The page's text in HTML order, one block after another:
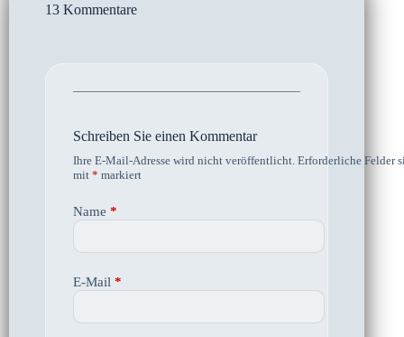
13 Kommentare
Schreiben Sie einen Kommentar
Ihre E-Mail-Adresse wird nicht veröffentlicht. Erforderliche Felder
mit * markiert
Name *
E-Mail *